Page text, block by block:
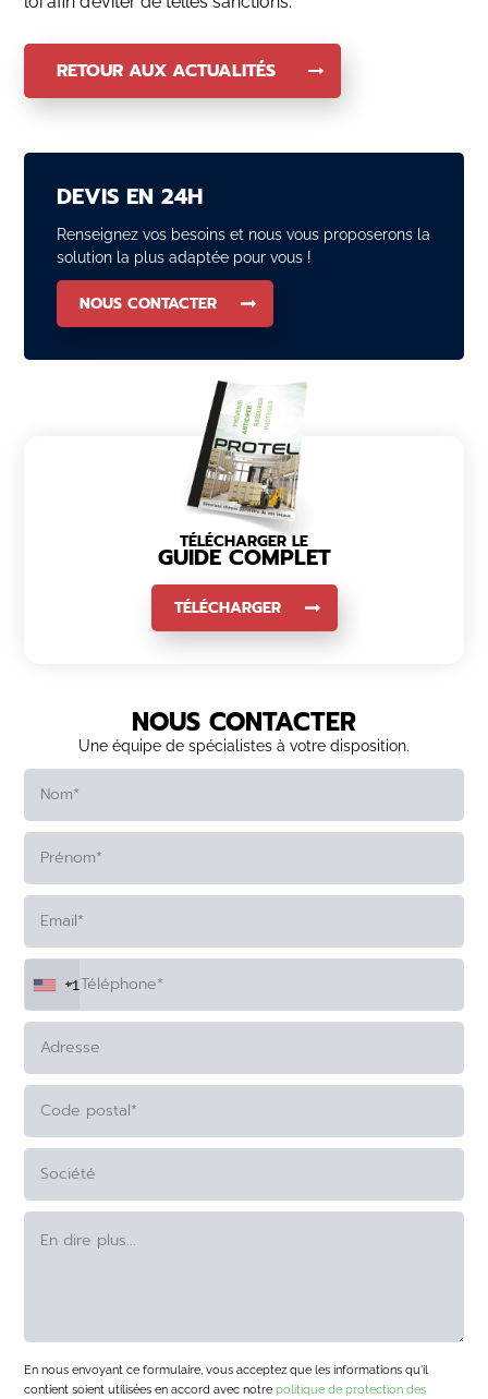
RETOUR AUX ACTUALITÉS
DEVIS EN 24H
Renseignez vos besoins et nous vous proposerons la
solution la plus adaptée pour vous !
NOUS CONTACTER
TÉLÉCHARGER LE
GUIDE COMPLET
TÉLÉCHARGER
NOUS CONTACTER
Une équipe de spécialistes à votre disposition.
+1
En nous envoyant ce formulaire, vous acceptez que les informations qu'il
contient soient utilisées en accord avec notrepolitique de protection des
ALTERNATIVE: